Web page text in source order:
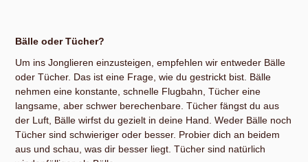
Bälle oder Tücher?
Um ins Jonglieren einzusteigen, empfehlen wir entweder Bälle
oder Tücher. Das ist eine Frage, wie du gestrickt bist. Bälle
nehmen eine konstante, schnelle Flugbahn, Tücher eine
langsame, aber schwer berechenbare. Tücher fängst du aus
der Luft, Bälle wirfst du gezielt in deine Hand. Weder Bälle noch
Tücher sind schwieriger oder besser. Probier dich an beidem
aus und schau, was dir besser liegt. Tücher sind natürlich